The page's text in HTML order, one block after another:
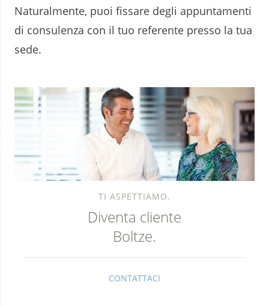
Naturalmente, puoi fissare degli appuntamenti
di consulenza con il tuo referente presso la tua
sede.
TI ASPETTIAMO.
Diventa cliente
Boltze.
CONTATTACI